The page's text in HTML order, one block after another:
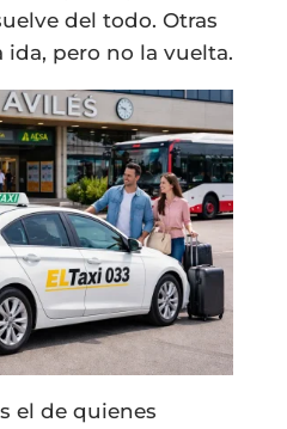
del todo. Otras
ida, pero no la vuelta.
el de quienes